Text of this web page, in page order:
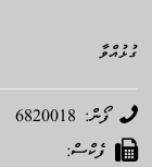
ގުޅުއްވާ
ފޯން: 6820018
ފެކްސް: